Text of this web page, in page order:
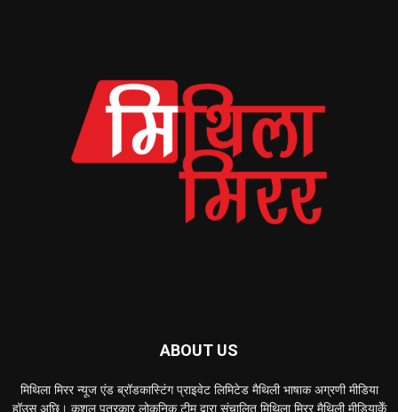
ABOUT US
मिथिला मिरर न्यूज एंड ब्रॉडकास्टिंग प्राइवेट लिमिटेड मैथिली भाषाक अग्रणी मीडिया
हॉउस अछि। कुशल पत्रकार लोकनिक टीम द्वारा संचालित मिथिला मिरर मैथिली मीडियाकेँ